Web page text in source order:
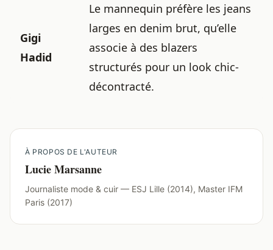
Gigi
Hadid
Le mannequin préfère les jeans
larges en denim brut, qu’elle
associe à des blazers
structurés pour un look chic-
décontracté.
À PROPOS DE L'AUTEUR
Lucie Marsanne
Journaliste mode & cuir — ESJ Lille (2014), Master IFM
Paris (2017)